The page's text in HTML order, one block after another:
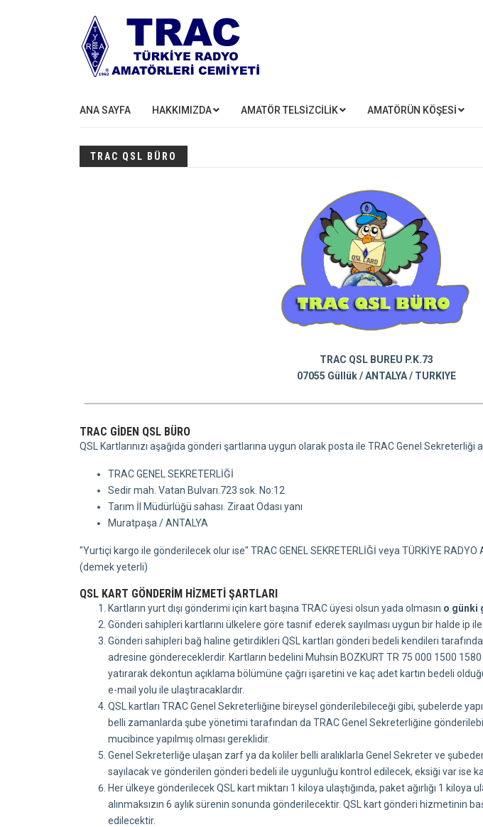
ANA SAYFA HAKKIMIZDA AMATÖR TELSİZCİLİK AMATÖRÜN KÖŞESİ
TRAC QSL BÜRO
TRAC QSL BUREU P.K.73
07055 Güllük / ANTALYA / TURKIYE
TRAC GİDEN QSL BÜRO
QSL Kartlarınızı aşağıda gönderi şartlarına uygun olarak posta ile TRAC Genel
TRAC GENEL SEKRETERLİĞİ
Sedir mah. Vatan Bulvarı.723 sok. No:12
Tarım İl Müdürlüğü sahası. Ziraat Odası yanı
Muratpaşa / ANTALYA
"Yurtiçi kargo ile gönderilecek olur ise" TRAC GENEL SEKRETERLİĞİ veya TÜRKİYE RADYO
(demek yeterli)
QSL KART GÖNDERİM HİZMETİ ŞARTLARI
Kartların yurt dışı gönderimi için kart başına TRAC üyesi olsun yada olmasın o günki
Gönderi sahipleri kartlarını ülkelere göre tasnif ederek sayılması uygun bir halde ip
Gönderi sahipleri bağ haline getirdikleri QSL kartları gönderi bedeli kendileri
adresine göndereceklerdir. Kartların bedelini Muhsin BOZKURT TR 75 000 1500
yatırarak dekontun açıklama bölümüne çağrı işaretini ve kaç adet kartın bedeli
e-mail yolu ile ulaştıracaklardır.
QSL kartları TRAC Genel Sekreterliğine bireysel gönderilebileceği gibi, şubelerde
belli zamanlarda şube yönetimi tarafından da TRAC Genel Sekreterliğine
mucibince yapılmış olması gereklidir.
Genel Sekreterliğe ulaşan zarf ya da koliler belli aralıklarla Genel Sekreter ve
sayılacak ve gönderilen gönderi bedeli ile uygunluğu kontrol edilecek, eksiği var ise
Her ülkeye gönderilecek QSL kart miktarı 1 kiloya ulaştığında, paket ağırlığı 1 kiloya
alınmaksızın 6 aylık sürenin sonunda gönderilecektir. QSL kart gönderi hizmetinin
edilecektir.